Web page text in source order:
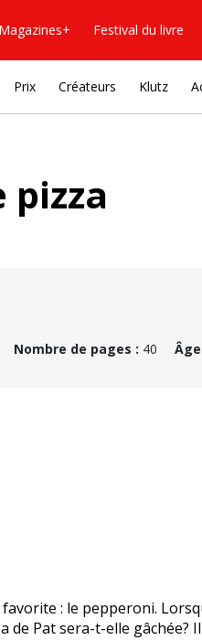
Magazines+ Festival du livre
Prix Créateurs Klutz
pizza
Nombre de pages : 40
: le pepperoni.
Pat sera-t-elle gâchée? Il